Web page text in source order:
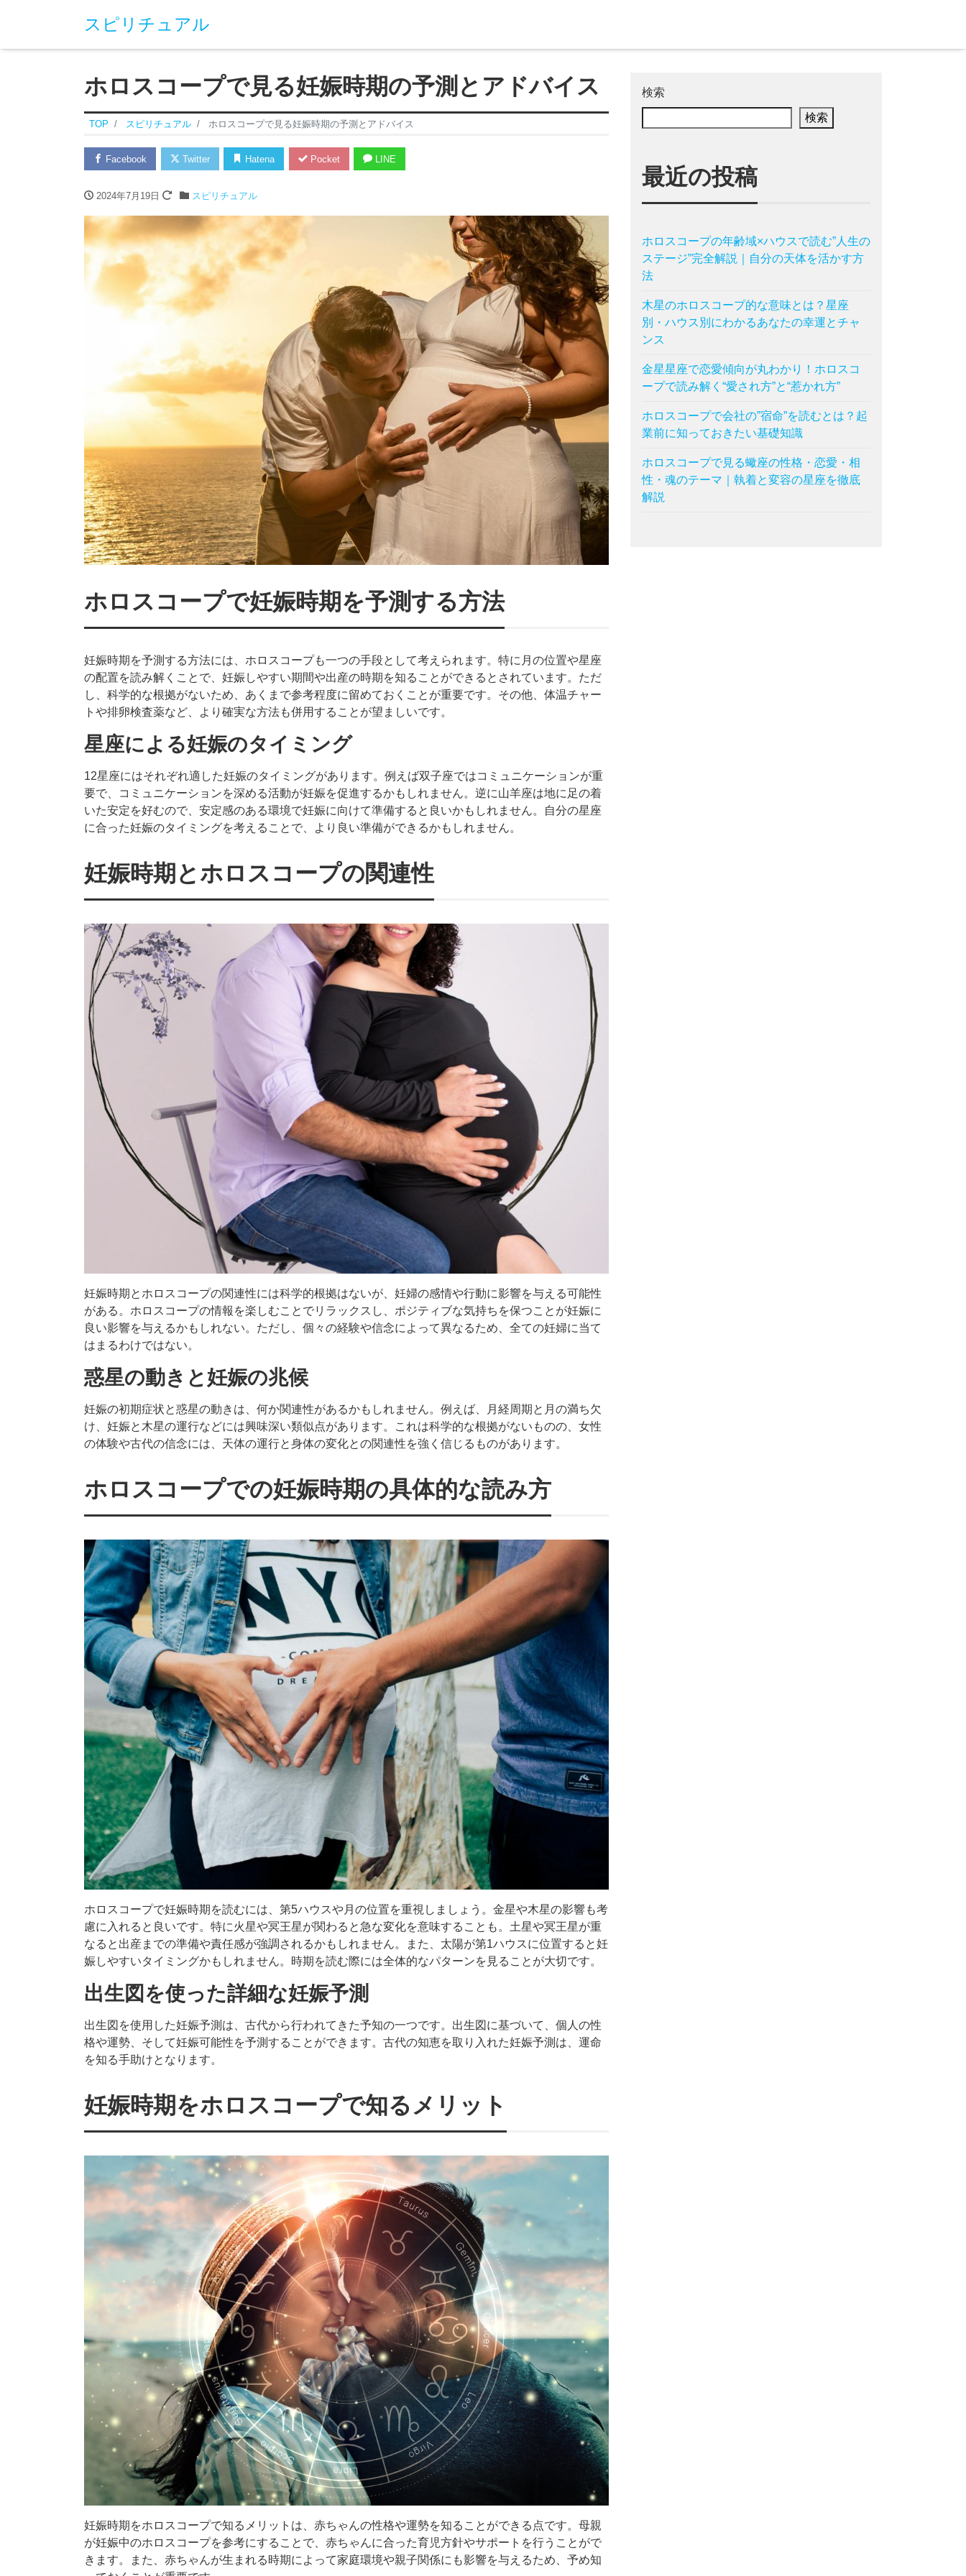
スピリチュアル
ホロスコープで見る妊娠時期の予測とアドバイス
TOP スピリチュアル ホロスコープで見る妊娠時期の予測とアドバイス
Facebook Twitter Hatena Pocket LINE
2024年7月19日 スピリチュアル
ホロスコープで妊娠時期を予測する方法
妊娠時期を予測する方法には、ホロスコープも一つの手段として考えられます。特に月の位置や星座
の配置を読み解くことで、妊娠しやすい期間や出産の時期を知ることができるとされています。ただ
し、科学的な根拠がないため、あくまで参考程度に留めておくことが重要です。その他、体温チャー
トや排卵検査薬など、より確実な方法も併用することが望ましいです。
星座による妊娠のタイミング
12星座にはそれぞれ適した妊娠のタイミングがあります。例えば双子座ではコミュニケーションが重
要で、コミュニケーションを深める活動が妊娠を促進するかもしれません。逆に山羊座は地に足の着
いた安定を好むので、安定感のある環境で妊娠に向けて準備すると良いかもしれません。自分の星座
に合った妊娠のタイミングを考えることで、より良い準備ができるかもしれません。
妊娠時期とホロスコープの関連性
妊娠時期とホロスコープの関連性には科学的根拠はないが、妊婦の感情や行動に影響を与える可能性
がある。ホロスコープの情報を楽しむことでリラックスし、ポジティブな気持ちを保つことが妊娠に
良い影響を与えるかもしれない。ただし、個々の経験や信念によって異なるため、全ての妊婦に当て
はまるわけではない。
惑星の動きと妊娠の兆候
妊娠の初期症状と惑星の動きは、何か関連性があるかもしれません。例えば、月経周期と月の満ち欠
け、妊娠と木星の運行などには興味深い類似点があります。これは科学的な根拠がないものの、女性
の体験や古代の信念には、天体の運行と身体の変化との関連性を強く信じるものがあります。
ホロスコープでの妊娠時期の具体的な読み方
ホロスコープで妊娠時期を読むには、第5ハウスや月の位置を重視しましょう。金星や木星の影響も考
慮に入れると良いです。特に火星や冥王星が関わると急な変化を意味することも。土星や冥王星が重
なると出産までの準備や責任感が強調されるかもしれません。また、太陽が第1ハウスに位置すると妊
娠しやすいタイミングかもしれません。時期を読む際には全体的なパターンを見ることが大切です。
出生図を使った詳細な妊娠予測
出生図を使用した妊娠予測は、古代から行われてきた予知の一つです。出生図に基づいて、個人の性
格や運勢、そして妊娠可能性を予測することができます。古代の知恵を取り入れた妊娠予測は、運命
を知る手助けとなります。
妊娠時期をホロスコープで知るメリット
妊娠時期をホロスコープで知るメリットは、赤ちゃんの性格や運勢を知ることができる点です。母親
が妊娠中のホロスコープを参考にすることで、赤ちゃんに合った育児方針やサポートを行うことがで
きます。また、赤ちゃんが生まれる時期によって家庭環境や親子関係にも影響を与えるため、予め知
検索
検索
最近の投稿
ホロスコープの年齢域×ハウスで読む”人生の
ステージ”完全解説｜自分の天体を活かす方
法
木星のホロスコープ的な意味とは？星座
別・ハウス別にわかるあなたの幸運とチャ
ンス
金星星座で恋愛傾向が丸わかり！ホロスコ
ープで読み解く“愛され方”と“惹かれ方”
ホロスコープで会社の”宿命”を読むとは？起
業前に知っておきたい基礎知識
ホロスコープで見る蠍座の性格・恋愛・相
性・魂のテーマ｜執着と変容の星座を徹底
解説